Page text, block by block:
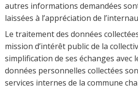
autres informations demandées
laissées à l’appréciation de
Le traitement des données
mission d’intérêt public de la
simplification de ses échanges avec
données personnelles collectées
services internes de la commune